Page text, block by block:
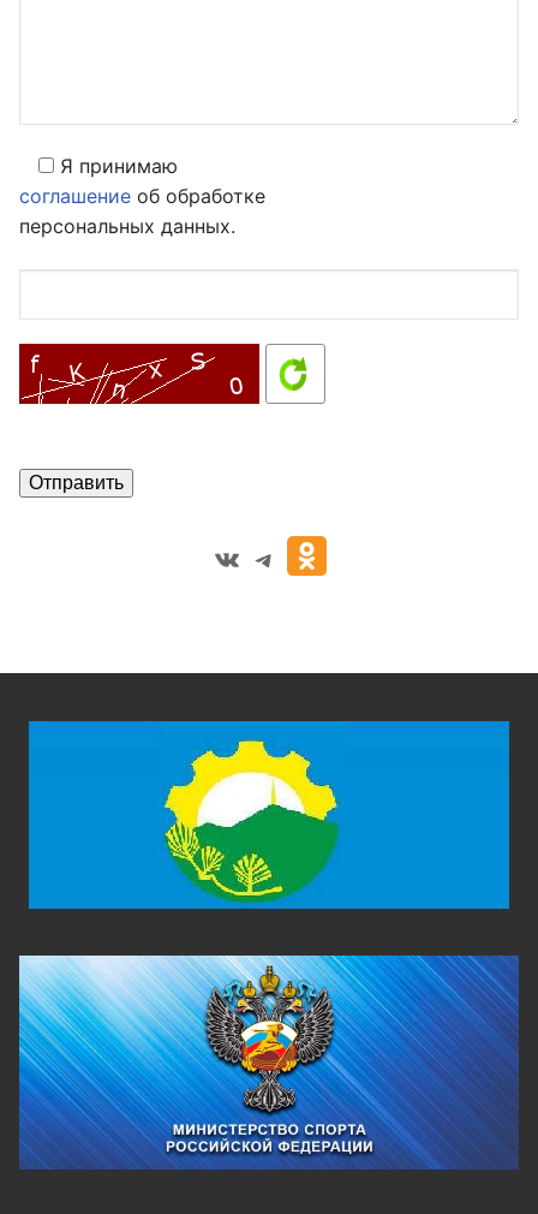
Я принимаю
соглашение об обработке
персональных данных.
VK Telegram